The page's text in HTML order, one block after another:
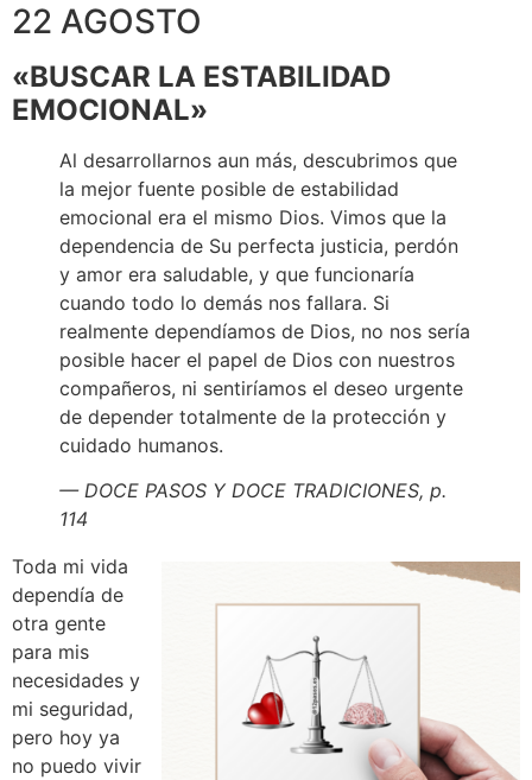
22 AGOSTO
«BUSCAR LA ESTABILIDAD
EMOCIONAL»
Al desarrollarnos aun más, descubrimos que
la mejor fuente posible de estabilidad
emocional era el mismo Dios. Vimos que la
dependencia de Su perfecta justicia, perdón
y amor era saludable, y que funcionaría
cuando todo lo demás nos fallara. Si
realmente dependíamos de Dios, no nos sería
posible hacer el papel de Dios con nuestros
compañeros, ni sentiríamos el deseo urgente
de depender totalmente de la protección y
cuidado humanos.
— DOCE PASOS Y DOCE TRADICIONES, p.
114
Toda mi vida
dependía de
otra gente
para mis
necesidades y
mi seguridad,
pero hoy ya
no puedo vivir